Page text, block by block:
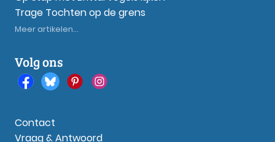
Trage Tochten op de grens
Meer artikelen...
Volg ons
Contact
Vraag & Antwoord